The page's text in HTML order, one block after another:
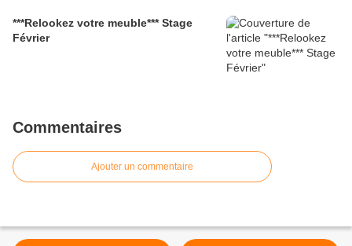
***Relookez votre meuble*** Stage
Février
Commentaires
Ajouter un commentaire